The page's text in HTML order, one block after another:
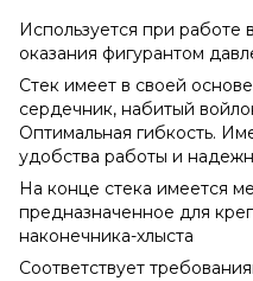
Используется при работе
оказания фигурантом
Стек имеет в своей
сердечник, набитый
Оптимальная гибкость.
удобства работы и
На конце стека имеется
предназначенное для
наконечника-хлыста
Соответствует